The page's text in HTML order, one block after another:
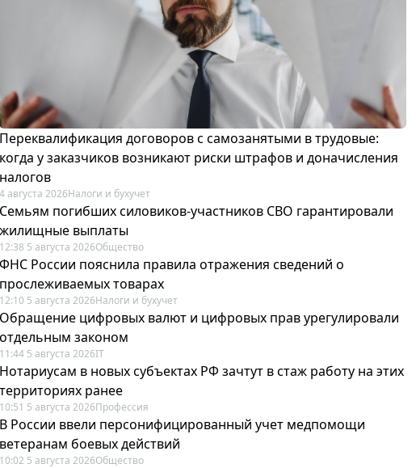
Переквалификация договоров с самозанятыми в трудовые:
когда у заказчиков возникают риски штрафов и доначисления
налогов
4 августа 2026Налоги и бухучет
Семьям погибших силовиков-участников СВО гарантировали
жилищные выплаты
12:38 5 августа 2026Общество
ФНС России пояснила правила отражения сведений о
прослеживаемых товарах
12:10 5 августа 2026Налоги и бухучет
Обращение цифровых валют и цифровых прав урегулировали
отдельным законом
11:44 5 августа 2026IT
Нотариусам в новых субъектах РФ зачтут в стаж работу на этих
территориях ранее
10:51 5 августа 2026Профессия
В России ввели персонифицированный учет медпомощи
ветеранам боевых действий
10:02 5 августа 2026Общество